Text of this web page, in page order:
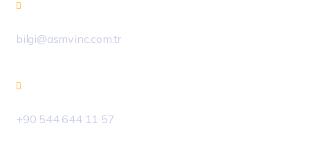
bilgi@asmvinc.com.tr
+90 544 644 11 57